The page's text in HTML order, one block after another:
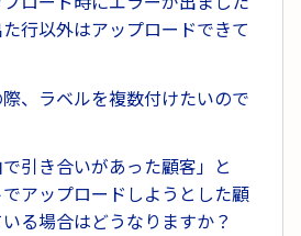
行以外はアップロードできて
、ラベルを複数付けたいので
で引き合いがあった顧客」と
でアップロードしようとした顧
る場合はどうなりますか？